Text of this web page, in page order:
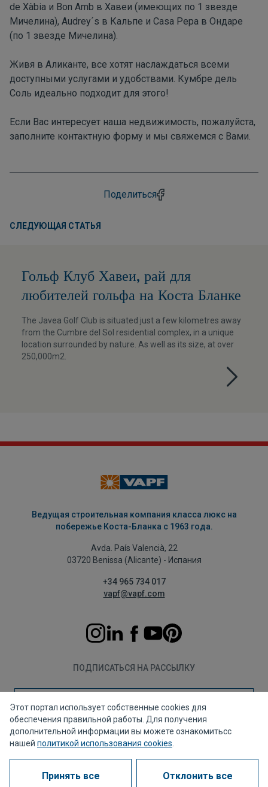
de Xàbia и Bon Amb в Хавеи (имеющих по 1 звезде
Мичелина), Audrey´s в Кальпе и Casa Pepa в Ондаре
(по 1 звезде Мичелина).
Живя в Аликанте, все хотят наслаждаться всеми
доступными услугами и удобствами. Кумбре дель
Соль идеально подходит для этого!
Если Вас интересует наша недвижимость, пожалуйста,
заполните контактную форму и мы свяжемся с Вами.
Поделиться
СЛЕДУЮЩАЯ СТАТЬЯ
Гольф Клуб Хавеи, рай для
любителей гольфа на Коста Бланке
The Javea Golf Club is situated just a few kilometres away
from the Cumbre del Sol residential complex, in a unique
location surrounded by nature. As well as its size, at over
250,000m2.
Ведущая строительная компания класса люкс на
побережье Коста-Бланка с 1963 года.
Avda. País Valencià, 22
03720 Benissa (Alicante) - Испания
+34 965 734 017
vapf@vapf.com
ПОДПИСАТЬСЯ НА РАССЫЛКУ
Подписаться
Политика конфиденциальности
Правовое уведомление
Канал для жалоб
Этот портал использует собственные cookies для
обеспечения правильной работы. Для получения
дополнительной информации вы можете ознакомитьсс
нашей политикой использования cookies
Принять все Отклонить все